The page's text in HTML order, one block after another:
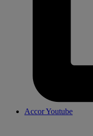
Accor Youtube